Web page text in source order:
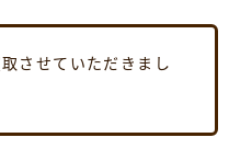
させていただきまし